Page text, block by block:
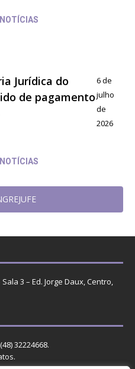
Jurídica do
de pagamento
6 de
julho
de
2026
3 – Ed. Jorge Daux, Centro,
32224668.
.